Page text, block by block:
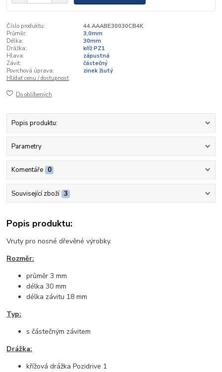
Číslo produktu:
44.AAABE30030CB4K
Průměr:
3,0mm
Délka:
30mm
Drážka:
kříž PZ1
Hlava:
zápustná
Závit:
částečný
Povrchová úprava:
zinek žlutý
Hlídat cenu / dostupnost
Do oblíbených
Popis produktu:
Parametry
Komentáře 0
Související zboží 3
Popis produktu:
Vruty pro nosné dřevěné výrobky.
Rozměr:
průměr 3 mm
délka 30 mm
délka závitu 18 mm
Typ:
s částečným závitem
Drážka:
křížová drážka Pozidrive 1